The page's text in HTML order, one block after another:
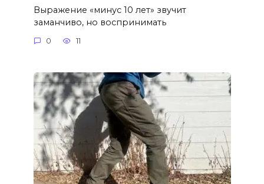
Выражение «минус 10 лет» звучит
заманчиво, но воспринимать
0 11